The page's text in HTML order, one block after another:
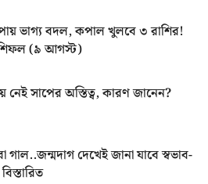
ভাগ্য বদল, কপাল খুলবে ৩ রাশির!
(৯ আগস্ট)
নেই সাপের অস্তিত্ব, কারণ জানেন?
গাল..জন্মদাগ দেখেই জানা যাবে স্বভাব-